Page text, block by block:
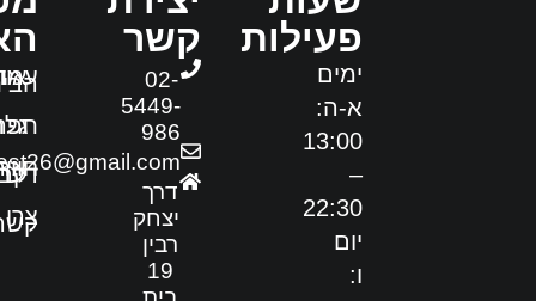
פעילות
ימים
א-ה:
13:00
–
22:30
יום
ו:
קשר
02-
5449-
986
דרך
יצחק
רבין
19
צרו